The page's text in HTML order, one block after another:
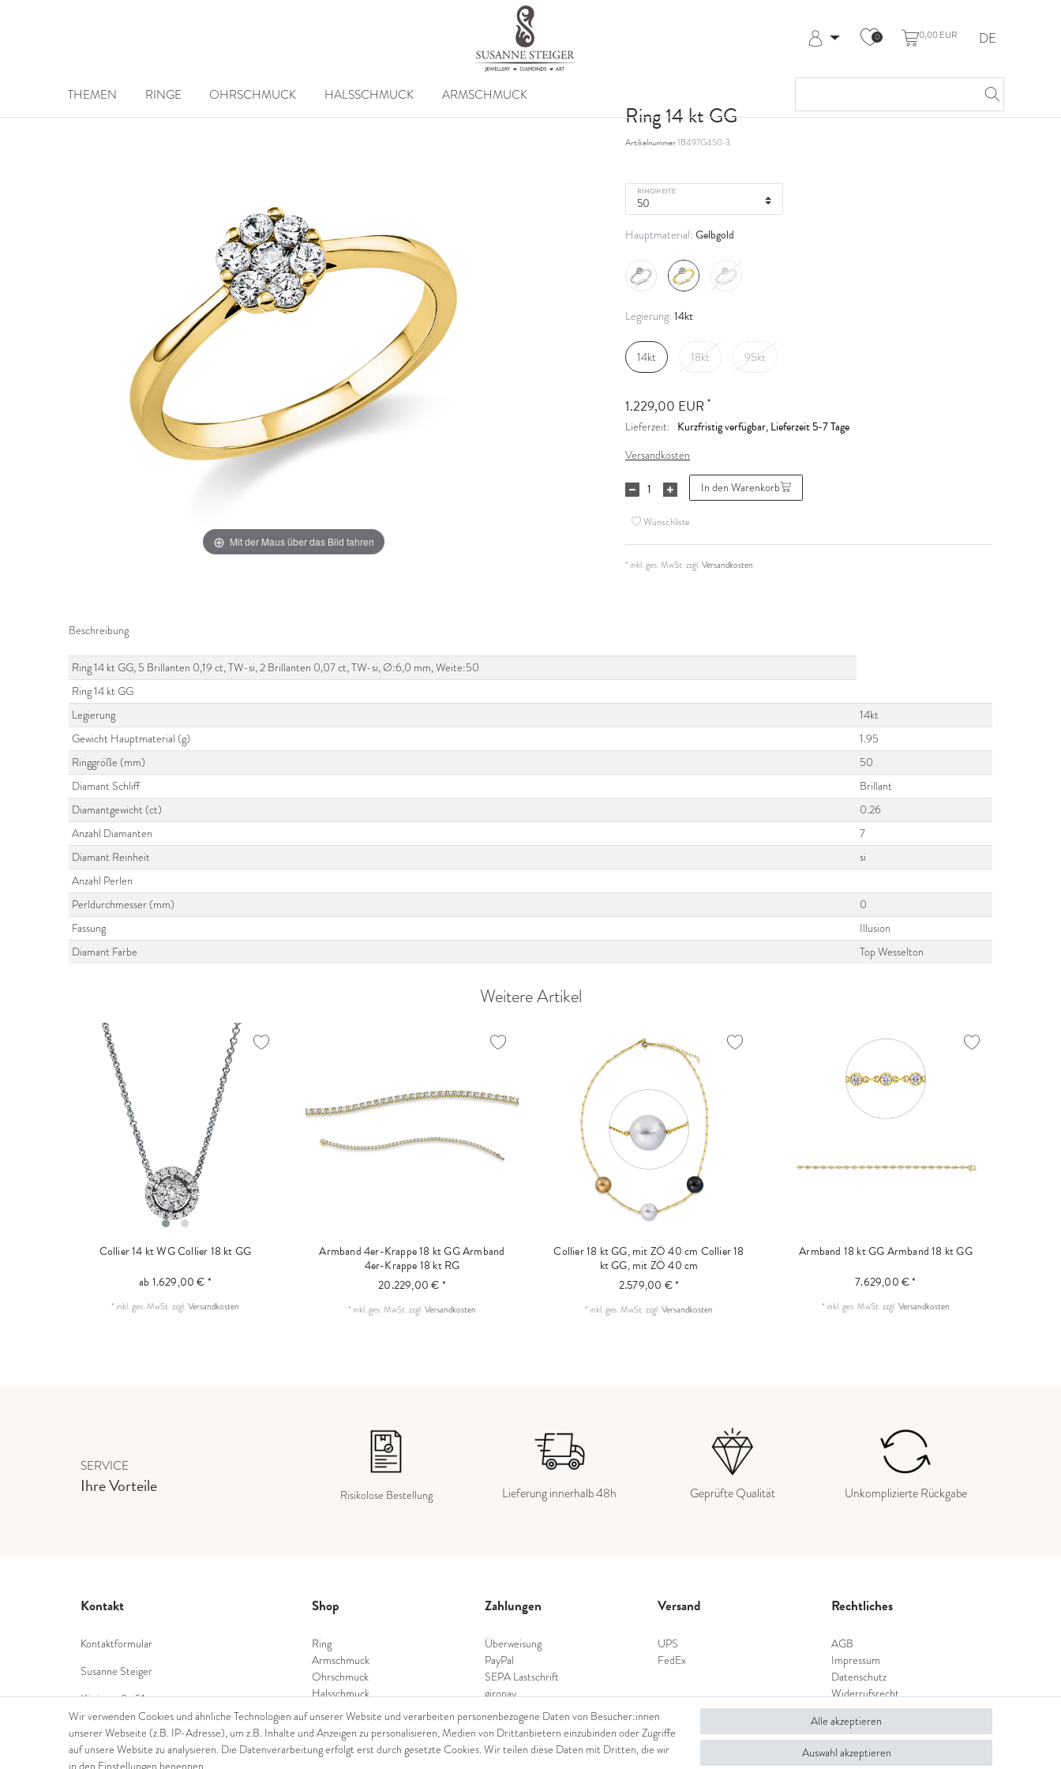
Registrieren
Hilfe & Kontakt
0 0,00 EUR DE
THEMEN RINGE OHRSCHMUCK HALSSCHMUCK ARMSCHMUCK
Mit der Maus über das Bild fahren
Ring 14 kt GG
Artikelnummer1B497G450-3
RINGWEITE
Hauptmaterial: Gelbgold
Legierung: 14kt
14kt 18kt 95kt
1.229,00 EUR *
Lieferzeit: Kurzfristig verfügbar, Lieferzeit 5-7 Tage
Versandkosten
In den Warenkorb
Wunschliste
* inkl. ges. MwSt. zzgl.Versandkosten
Beschreibung
Ring 14 kt GG, 5 Brillanten 0,19 ct, TW-si, 2 Brillanten 0,07 ct, TW-si, Ø:6,0 mm, Weite:50
Ring 14 kt GG
Legierung
14kt
Gewicht Hauptmaterial (g)
1.95
Ringgröße (mm)
50
Diamant Schliff
Brillant
Diamantgewicht (ct)
0.26
Anzahl Diamanten
7
Diamant Reinheit
si
Anzahl Perlen
Perldurchmesser (mm)
0
Fassung
Illusion
Diamant Farbe
Top Wesselton
Weitere Artikel
Collier 14 kt WGCollier 18 kt GG
ab 1.629,00 € *
* inkl. ges. MwSt.zzgl.Versandkosten
Armband 4er-Krappe 18 kt GGArmband
4er-Krappe 18 kt RG
20.229,00 € *
* inkl. ges. MwSt.zzgl.Versandkosten
Collier 18 kt GG, mit ZÖ 40 cm Collier 18
kt GG, mit ZÖ 40 cm
2.579,00 € *
* inkl. ges. MwSt.zzgl.Versandkosten
Armband 18 kt GGArmband 18 kt GG
7.629,00 € *
* inkl. ges. MwSt.zzgl.Versandkosten
SERVICE
Ihre Vorteile Risikolose Bestellung Lieferung innerhalb 48h Geprüfte Qualität Unkomplizierte Rückgabe
Kontakt
Kontaktformular
Susanne Steiger
Königstraße 51
53332 Bornheim
Tel.: 022229397468
Shop
Ring
Armschmuck
Ohrschmuck
Halsschmuck
Diamantschmuck
Farbsteinschmuck
Perlenschmuck
Zahlungen
Überweisung
PayPal
SEPA Lastschrift
giropay
Kreditkarte
Versand
UPS
FedEx
Rechtliches
AGB
Impressum
Datenschutz
Widerrufsrecht
Widerrufsformular
Wir verwenden Cookies und ähnliche Technologien auf unserer Website und verarbeiten personenbezogene Daten von Besucher:innen
unserer Webseite (z.B. IP-Adresse), um z.B. Inhalte und Anzeigen zu personalisieren, Medien von Drittanbietern einzubinden oder Zugriffe
auf unsere Website zu analysieren. Die Datenverarbeitung erfolgt erst durch gesetzte Cookies. Wir teilen diese Daten mit Dritten, die wir
Alle akzeptieren
Auswahl akzeptieren